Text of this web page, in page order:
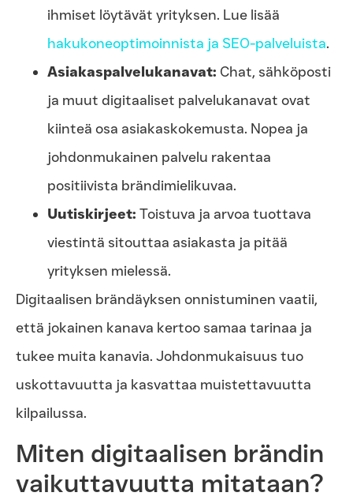
ihmiset löytävät yrityksen. Lue lisää
hakukoneoptimoinnista ja SEO-palveluista.
Asiakaspalvelukanavat: Chat, sähköposti
ja muut digitaaliset palvelukanavat ovat
kiinteä osa asiakaskokemusta. Nopea ja
johdonmukainen palvelu rakentaa
positiivista brändimielikuvaa.
Uutiskirjeet: Toistuva ja arvoa tuottava
viestintä sitouttaa asiakasta ja pitää
yrityksen mielessä.
Digitaalisen brändäyksen onnistuminen vaatii,
että jokainen kanava kertoo samaa tarinaa ja
tukee muita kanavia. Johdonmukaisuus tuo
uskottavuutta ja kasvattaa muistettavuutta
kilpailussa.
Miten digitaalisen brändin
vaikuttavuutta mitataan?